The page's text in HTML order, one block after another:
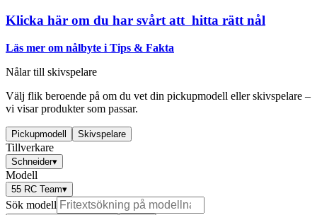
Klicka här om du har svårt att hitta rätt nål
Läs mer om nålbyte i Tips & Fakta
Nålar till skivspelare
Välj flik beroende på om du vet din pickupmodell eller skivspelare –
vi visar produkter som passar.
Pickupmodell Skivspelare
Tillverkare
Schneider▾
Modell
55 RC Team▾
Sök modell